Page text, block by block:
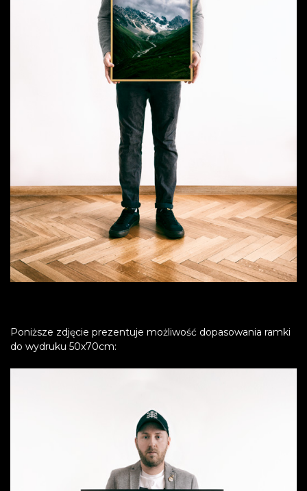
Poniższe zdjęcie prezentuje możliwość dopasowania ramki
do wydruku 50x70cm: